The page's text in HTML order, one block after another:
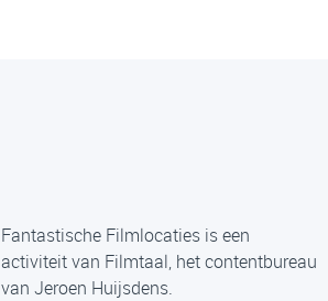
Fantastische Filmlocaties is een
activiteit van Filmtaal, het contentbureau
van Jeroen Huijsdens.